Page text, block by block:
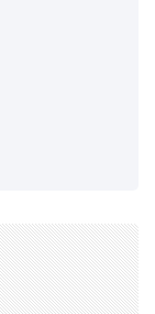
ดิสนีย์
ดคึกคักในเขตเ
ยต้อนรับผู้มาเ
ผู้มาเยือนจะได้เพ
สนุกสนานกับเก